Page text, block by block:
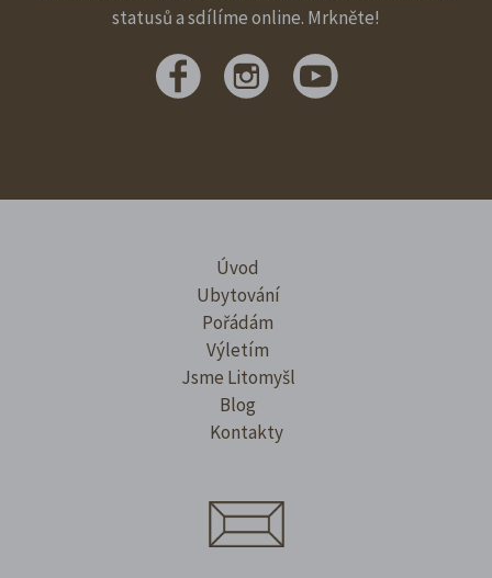
statusů a sdílíme online. Mrkněte!
Úvod
Ubytování
Pořádám
Výletím
Jsme Litomyšl
Blog
Kontakty